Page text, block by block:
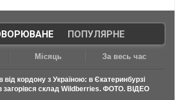
| ПОПУЛЯРНЕ
Місяць За весь час
від кордону з Україною: в Єкатеринбурзі
загорівся склад Wildberries. ФОТО. ВІДЕО